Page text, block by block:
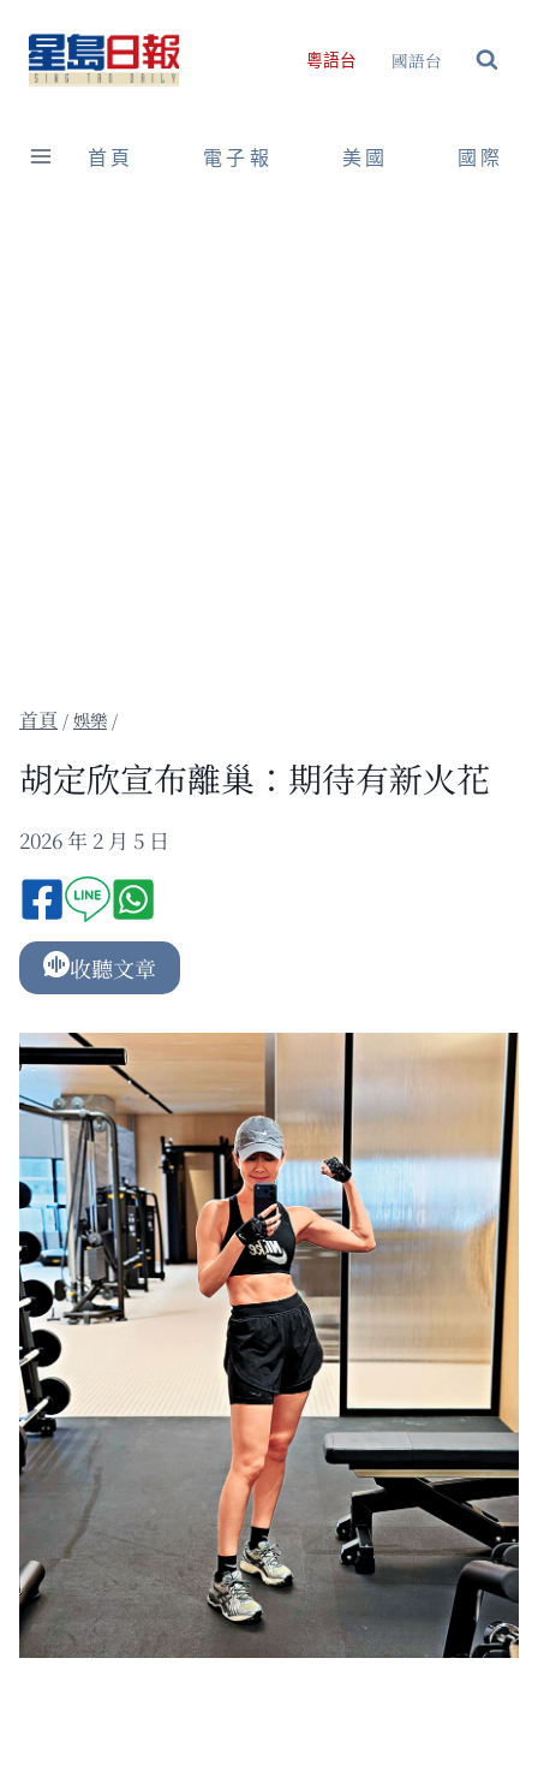
content
粵語台 國語台
首頁 電子報 美國 國際
/娛樂 /
胡定欣宣布離巢：期待有新火花
2026 年 2 月 5 日
收聽文章